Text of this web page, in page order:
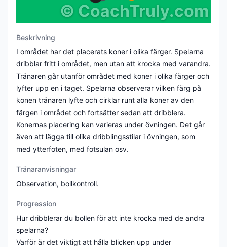
© CoachTruly.com
Beskrivning
I området har det placerats koner i olika färger. Spelarna
dribblar fritt i området, men utan att krocka med varandra.
Tränaren går utanför området med koner i olika färger och
lyfter upp en i taget. Spelarna observerar vilken färg på
konen tränaren lyfte och cirklar runt alla koner av den
färgen i området och fortsätter sedan att dribblera.
Konernas placering kan varieras under övningen. Det går
även att lägga till olika dribblingsstilar i övningen, som
med ytterfoten, med fotsulan osv.
Tränaranvisningar
Observation, bollkontroll.
Progression
Hur dribblerar du bollen för att inte krocka med de andra
spelarna?
Varför är det viktigt att hålla blicken upp under